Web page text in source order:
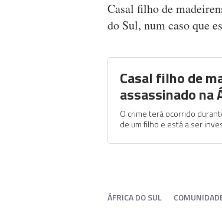
Casal filho de
do Sul, num caso que
Casal filho de
assassinado na
O crime terá ocorrido
de um filho e está a ser
ÁFRICA DO SUL